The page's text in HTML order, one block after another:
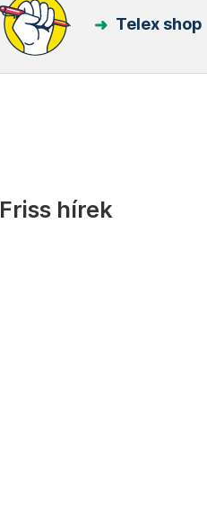
Telex shop
Friss hírek